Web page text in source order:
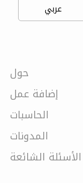
حول
إضافة عمل
الحاسبات
المدونات
الأسئلة الشائعة